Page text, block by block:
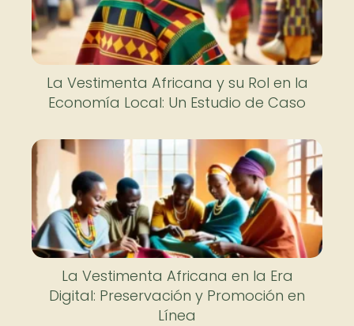
La Vestimenta Africana y su Rol en la
Economía Local: Un Estudio de Caso
La Vestimenta Africana en la Era
Digital: Preservación y Promoción en
Línea